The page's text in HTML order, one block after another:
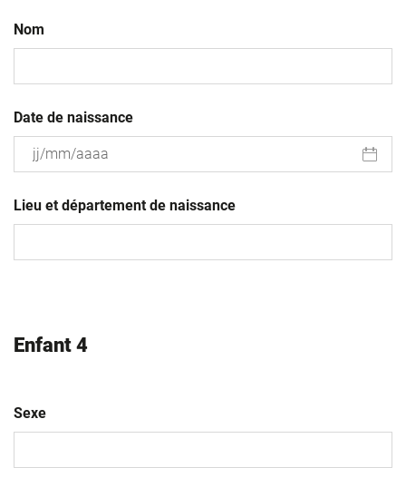
Nom
Date de naissance
slash
MM
Lieu et département de naissance
Enfant 4
Sexe